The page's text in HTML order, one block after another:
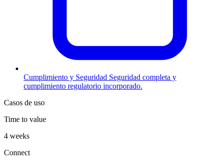
Cumplimiento y Seguridad Seguridad completa y
cumplimiento regulatorio incorporado.
Casos de uso
Time to value
4 weeks
Connect